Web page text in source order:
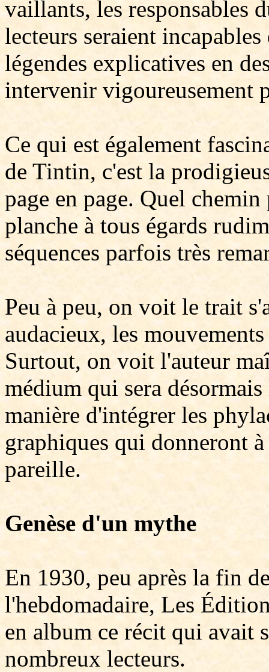
vaillants, les responsables
lecteurs seraient
légendes explicatives en
intervenir vigoureusement
Ce qui est également
de Tintin, c'est la
page en page. Quel
planche à tous égards
séquences parfois très
Peu à peu, on voit le trait
audacieux, les
Surtout, on voit l'auteur
médium qui sera
manière d'intégrer les
graphiques qui donneront
pareille.
Genèse d'un mythe
En 1930, peu après la fin
l'hebdomadaire, Les
en album ce récit qui avait
nombreux lecteurs.